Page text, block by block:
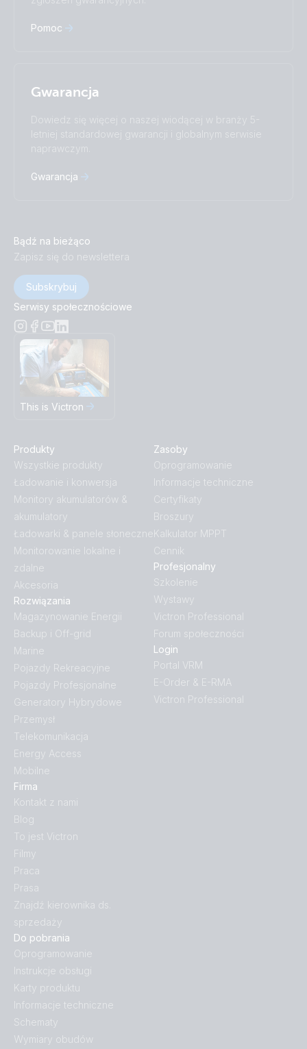
Pomoc
Gwarancja
Dowiedz się więcej o naszej wiodącej w branży 5-
letniej standardowej gwarancji i globalnym serwisie
naprawczym.
Gwarancja
Bądź na bieżąco
Zapisz się do newslettera
Subskrybuj
Serwisy społecznościowe
This is Victron
Produkty
Wszystkie produkty
Ładowanie i konwersja
Monitory akumulatorów &
akumulatory
Ładowarki & panele słoneczne
Monitorowanie lokalne i
zdalne
Akcesoria
Do pobrania
Oprogramowanie
Instrukcje obsługi
Karty produktu
Informacje techniczne
Schematy
Wymiary obudów
Rozwiązania
Magazynowanie Energii
Backup i Off-grid
Marine
Pojazdy Rekreacyjne
Pojazdy Profesjonalne
Generatory Hybrydowe
Przemysł
Telekomunikacja
Energy Access
Mobilne
Firma
Kontakt z nami
Blog
To jest Victron
Filmy
Praca
Prasa
Znajdź kierownika ds.
sprzedaży
Zasoby
Oprogramowanie
Informacje techniczne
Certyfikaty
Broszury
Kalkulator MPPT
Cennik
Profesjonalny
Szkolenie
Wystawy
Victron Professional
Forum społeczności
Login
Portal VRM
E-Order & E-RMA
Victron Professional